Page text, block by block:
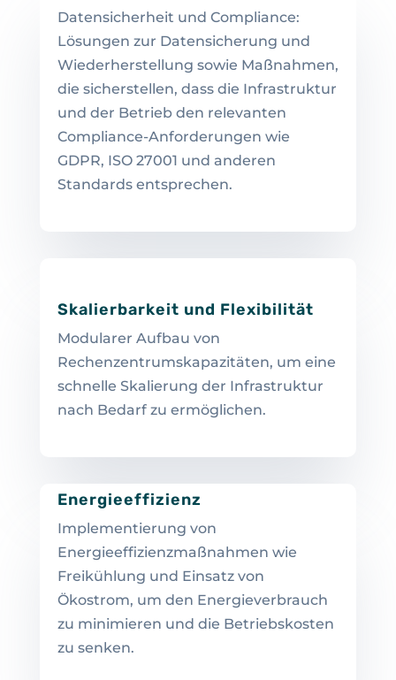
Datensicherheit und Compliance:
Lösungen zur Datensicherung und
Wiederherstellung sowie Maßnahmen,
die sicherstellen, dass die Infrastruktur
und der Betrieb den relevanten
Compliance-Anforderungen wie
GDPR, ISO 27001 und anderen
Standards entsprechen.
Skalierbarkeit und Flexibilität
Modularer Aufbau von
Rechenzentrumskapazitäten, um eine
schnelle Skalierung der Infrastruktur
nach Bedarf zu ermöglichen.
Energieeffizienz
Implementierung von
Energieeffizienzmaßnahmen wie
Freikühlung und Einsatz von
Ökostrom, um den Energieverbrauch
zu minimieren und die Betriebskosten
zu senken.